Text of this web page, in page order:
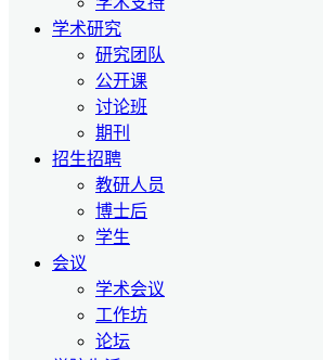
学术研究
研究团队
公开课
讨论班
期刊
招生招聘
教研人员
博士后
学生
会议
学术会议
工作坊
论坛